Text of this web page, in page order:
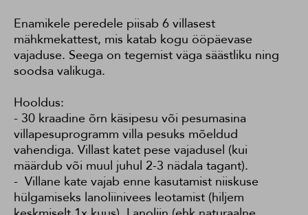
Enamikele peredele piisab 6 villasest
mähkmekattest, mis katab kogu ööpäevase
vajaduse. Seega on tegemist väga säästliku ning
soodsa valikuga.
Hooldus:
- 30 kraadine õrn käsipesu või pesumasina
villapesuprogramm villa pesuks mõeldud
vahendiga. Villast katet pese vajadusel (kui
määrdub või muul juhul 2-3 nädala tagant).
- Villane kate vajab enne kasutamist niiskuse
hülgamiseks lanoliinivees leotamist (hiljem